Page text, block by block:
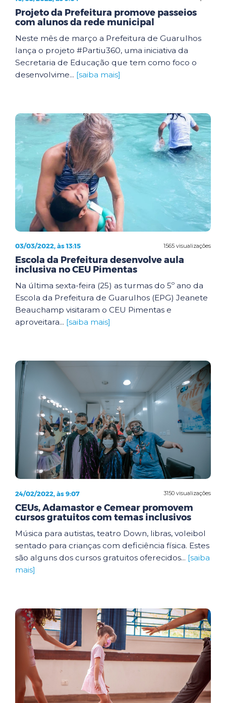
Projeto da Prefeitura promove passeios
com alunos da rede municipal
Neste mês de março a Prefeitura de Guarulhos
lança o projeto #Partiu360, uma iniciativa da
Secretaria de Educação que tem como foco o
desenvolvime... [saiba mais]
1565 visualizações
03/03/2022, às 13:15
Escola da Prefeitura desenvolve aula
inclusiva no CEU Pimentas
Na última sexta-feira (25) as turmas do 5º ano da
Escola da Prefeitura de Guarulhos (EPG) Jeanete
Beauchamp visitaram o CEU Pimentas e
aproveitara... [saiba mais]
3150 visualizações
24/02/2022, às 9:07
CEUs, Adamastor e Cemear promovem
cursos gratuitos com temas inclusivos
Música para autistas, teatro Down, libras, voleibol
sentado para crianças com deficiência física. Estes
são alguns dos cursos gratuitos oferecidos... [saiba
mais]